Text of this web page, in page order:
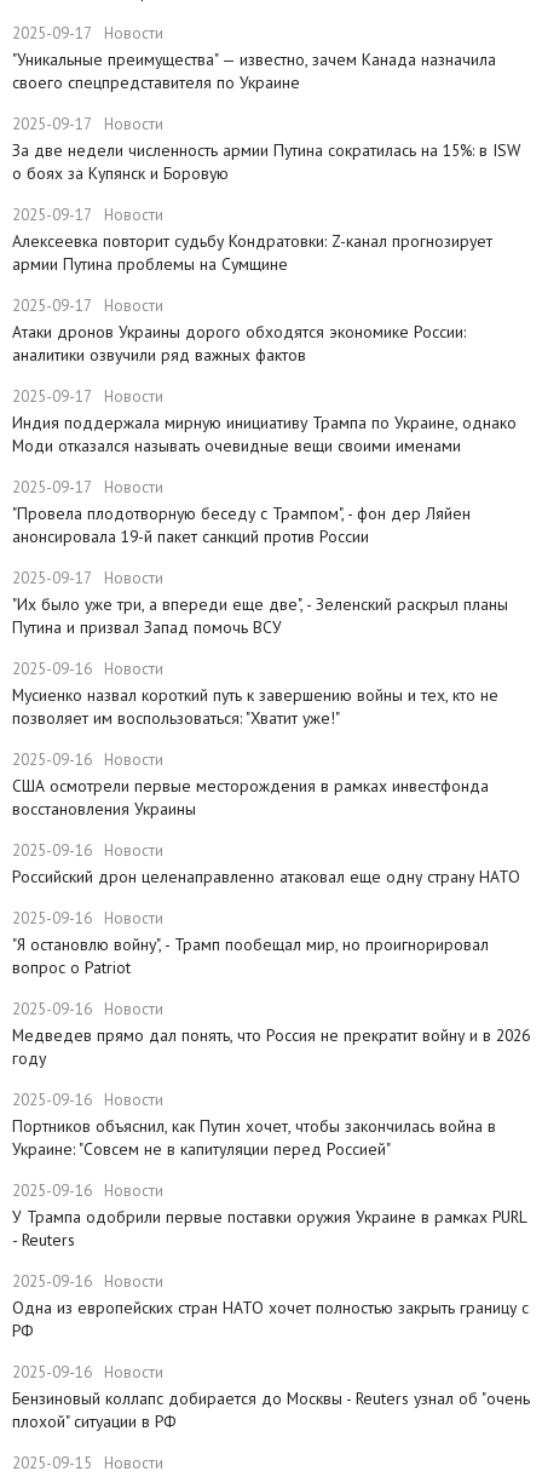
2025-09-17 Новости
​"Уникальные преимущества" — известно, зачем Канада назначила
своего спецпредставителя по Украине
2025-09-17 Новости
​За две недели численность армии Путина сократилась на 15%: в ISW
о боях за Купянск и Боровую
2025-09-17 Новости
​Алексеевка повторит судьбу Кондратовки: Z-канал прогнозирует
армии Путина проблемы на Сумщине
2025-09-17 Новости
​Атаки дронов Украины дорого обходятся экономике России:
аналитики озвучили ряд важных фактов
2025-09-17 Новости
​Индия поддержала мирную инициативу Трампа по Украине, однако
Моди отказался называть очевидные вещи своими именами
2025-09-17 Новости
​"Провела плодотворную беседу с Трампом", - фон дер Ляйен
анонсировала 19-й пакет санкций против России
2025-09-17 Новости
​"Их было уже три, а впереди еще две", - Зеленский раскрыл планы
Путина и призвал Запад помочь ВСУ
2025-09-16 Новости
Мусиенко назвал короткий путь к завершению войны и тех, кто не
позволяет им воспользоваться: "Хватит уже!"
2025-09-16 Новости
США осмотрели первые месторождения в рамках инвестфонда
восстановления Украины
2025-09-16 Новости
Российский дрон целенаправленно атаковал еще одну страну НАТО
2025-09-16 Новости
​"Я остановлю войну", - Трамп пообещал мир, но проигнорировал
вопрос о Patriot
2025-09-16 Новости
Медведев прямо дал понять, что Россия не прекратит войну и в 2026
году
2025-09-16 Новости
Портников объяснил, как Путин хочет, чтобы закончилась война в
Украине: "Совсем не в капитуляции перед Россией"
2025-09-16 Новости
У Трампа одобрили первые поставки оружия Украине в рамках PURL
- Reuters
2025-09-16 Новости
Одна из европейских стран НАТО хочет полностью закрыть границу с
РФ
2025-09-16 Новости
​Бензиновый коллапс добирается до Москвы - Reuters узнал об "очень
плохой" ситуации в РФ
2025-09-15 Новости